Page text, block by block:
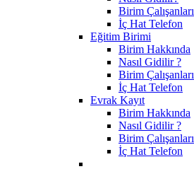
Birim Çalışanları
İç Hat Telefon
Eğitim Birimi
Birim Hakkında
Nasıl Gidilir ?
Birim Çalışanları
İç Hat Telefon
Evrak Kayıt
Birim Hakkında
Nasıl Gidilir ?
Birim Çalışanları
İç Hat Telefon